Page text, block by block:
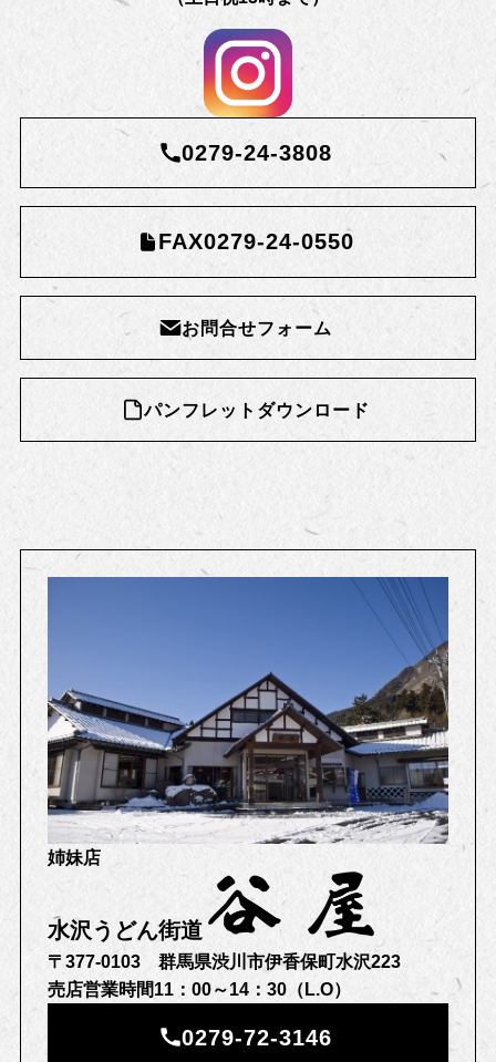
0279-24-3808
FAX0279-24-0550
お問合せフォーム
パンフレットダウンロード
姉妹店
水沢うどん街道
〒377-0103 群馬県渋川市伊香保町水沢223
売店営業時間11：00～14：30（L.O）
0279-72-3146